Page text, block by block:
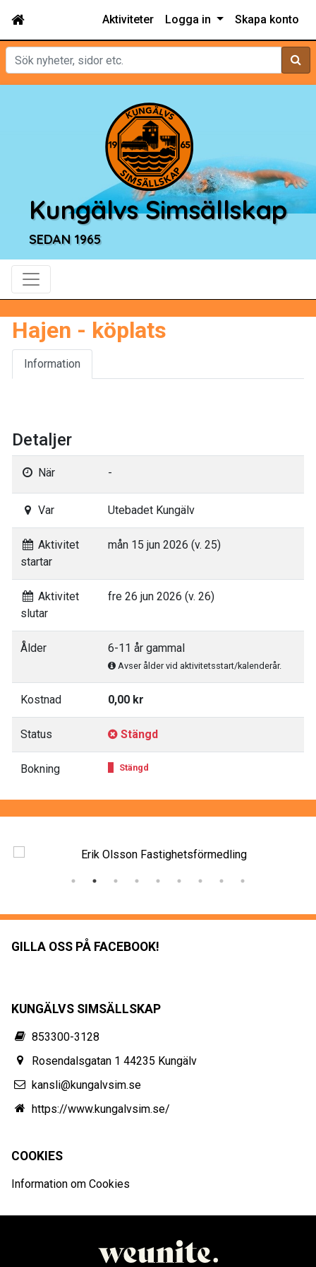
Aktiviteter Logga in Skapa konto
Sök
Kungälvs Simsällskap
SEDAN 1965
Hajen - köplats
Information
Detaljer
När -
Var Utebadet Kungälv
Aktivitet
startar
mån 15 jun 2026 (v. 25)
Aktivitet
slutar
fre 26 jun 2026 (v. 26)
Ålder 6-11 år gammal
Avser ålder vid aktivitetsstart/kalenderår.
Kostnad 0,00 kr
Status Stängd
Bokning Stängd
GILLA OSS PÅ FACEBOOK!
KUNGÄLVS SIMSÄLLSKAP
853300-3128
Rosendalsgatan 1 44235 Kungälv
kansli@kungalvsim.se
https://www.kungalvsim.se/
COOKIES
Information om Cookies